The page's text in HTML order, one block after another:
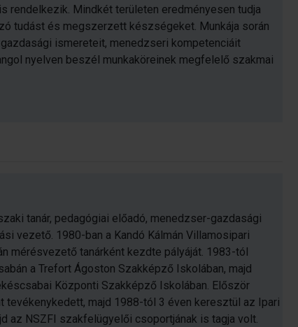
rendelkezik. Mindkét területen eredményesen tudja
tudást és megszerzett készségeket. Munkája során
ismereteit, menedzseri kompetenciáit
nyelven beszél munkaköreinek megfelelő szakmai
tanár, pedagógiai előadó, menedzser-gazdasági
vezető. 1980-ban a Kandó Kálmán Villamosipari
mérésvezető tanárként kezdte pályáját. 1983-tól
a Trefort Ágoston Szakképző Iskolában, majd
Központi Szakképző Iskolában. Először
tevékenykedett, majd 1988-tól 3 éven keresztül az Ipari
az NSZFI szakfelügyelői csoportjának is tagja volt.